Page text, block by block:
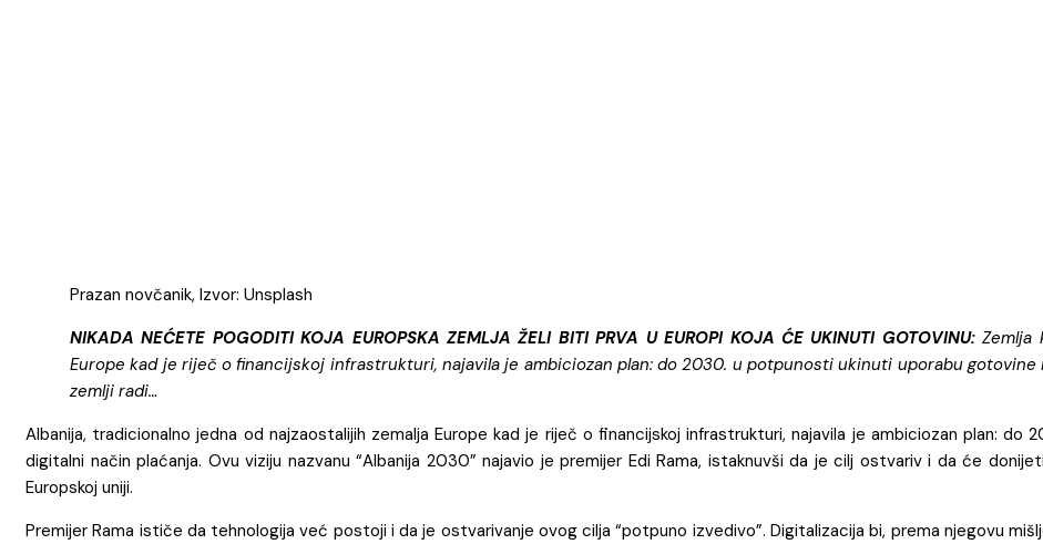
Prazan novčanik, Izvor: Unsplash
NIKADA NEĆETE POGODITI KOJA EUROPSKA ZEMLJA ŽELI BITI PRVA U EUROPI KOJA ĆE UKINUTI GOTOVINU:Zemlja
Europe kad je riječ o financijskoj infrastrukturi, najavila je ambiciozan plan: do 2030. u potpunosti ukinuti uporabu
zemlji radi…
Albanija, tradicionalno jedna od najzaostalijih zemalja Europe kad je riječ o financijskoj infrastrukturi, najavila je ambiciozan plan:
digitalni način plaćanja. Ovu viziju nazvanu “Albanija 2030” najavio je premijer Edi Rama, istaknuvši da je cilj ostvariv i da će
Europskoj uniji.
Premijer Rama ističe da tehnologija već postoji i da je ostvarivanje ovog cilja “potpuno izvedivo”. Digitalizacija bi, prema njegovu